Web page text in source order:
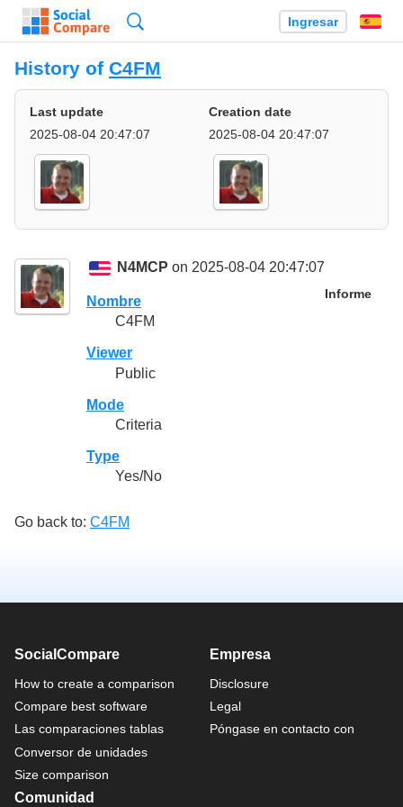
Ingresar
History of C4FM
Last update
2025-08-04 20:47:07
Creation date
2025-08-04 20:47:07
N4MCP on 2025-08-04 20:47:07
Informe
Nombre
C4FM
Viewer
Public
Mode
Criteria
Type
Yes/No
Go back to: C4FM
SocialCompare
How to create a comparison
Compare best software
Las comparaciones tablas
Conversor de unidades
Size comparison
Empresa
Disclosure
Legal
Póngase en contacto con
Comunidad